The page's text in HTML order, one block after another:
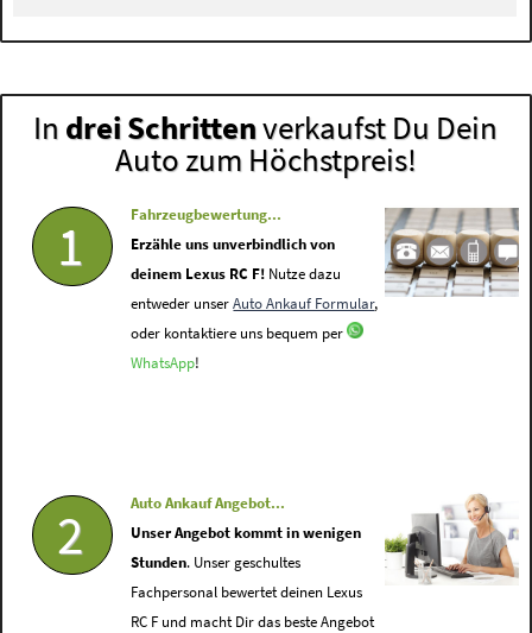
In drei Schrittenverkaufst Du Dein
Auto zum Höchstpreis!
1
Fahrzeugbewertung...
Erzähle uns unverbindlich von
deinem Lexus RC F! Nutze dazu
entweder unserAuto Ankauf Formular,
oder kontaktiere uns bequem per
WhatsApp!
2
Auto Ankauf Angebot...
Unser Angebot kommt in wenigen
Stunden. Unser geschultes
Fachpersonal bewertet deinen Lexus
RC F und macht Dir das beste Angebot